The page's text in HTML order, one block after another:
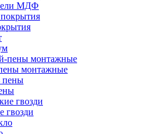
МДФ
монтажные
гвозди